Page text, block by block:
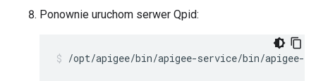
Ponownie uruchom serwer Qpid:
/opt/apigee/bin/apigee-service/bin/apigee-